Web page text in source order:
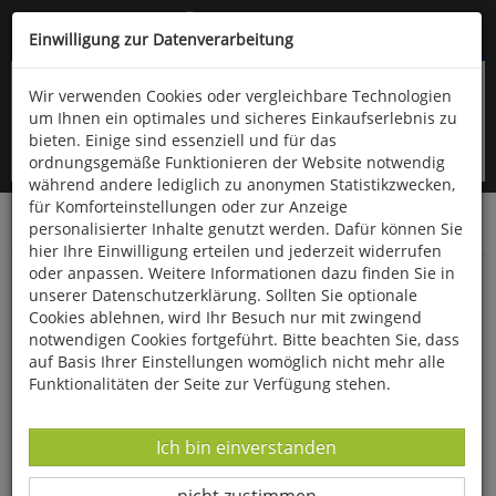
Kompletten Head der Seite überspringen
oder (06766) 9323-960
Startseite Bücher Gesundheit
Die 70 einfachsten Gesund-Rezepte
Einwilligung zur Datenverarbeitung
Wir verwenden Cookies oder vergleichbare Technologien
um Ihnen ein optimales und sicheres Einkaufserlebnis zu
bieten. Einige sind essenziell und für das
ordnungsgemäße Funktionieren der Website notwendig
während andere lediglich zu anonymen Statistikzwecken,
für Komforteinstellungen oder zur Anzeige
personalisierter Inhalte genutzt werden. Dafür können Sie
hier Ihre Einwilligung erteilen und jederzeit widerrufen
oder anpassen. Weitere Informationen dazu finden Sie in
unserer Datenschutzerklärung. Sollten Sie optionale
Cookies ablehnen, wird Ihr Besuch nur mit zwingend
notwendigen Cookies fortgeführt. Bitte beachten Sie, dass
auf Basis Ihrer Einstellungen womöglich nicht mehr alle
Funktionalitäten der Seite zur Verfügung stehen.
Datenverarbeitung -
Ich bin einverstanden